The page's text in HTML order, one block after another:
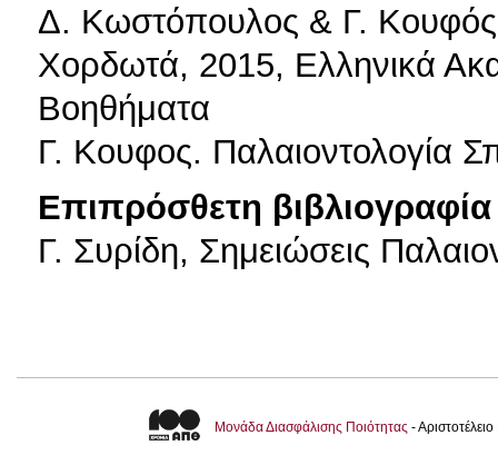
Δ. Κωστόπουλος & Γ.
Χορδωτά, 2015, Ελληνικά
Βοηθήματα
Γ. Κουφος. Παλαιοντολογία
Επιπρόσθετη βιβλιογραφία
Γ. Συρίδη, Σημειώσεις
Μονάδα Διασφάλισης Ποιότητας -